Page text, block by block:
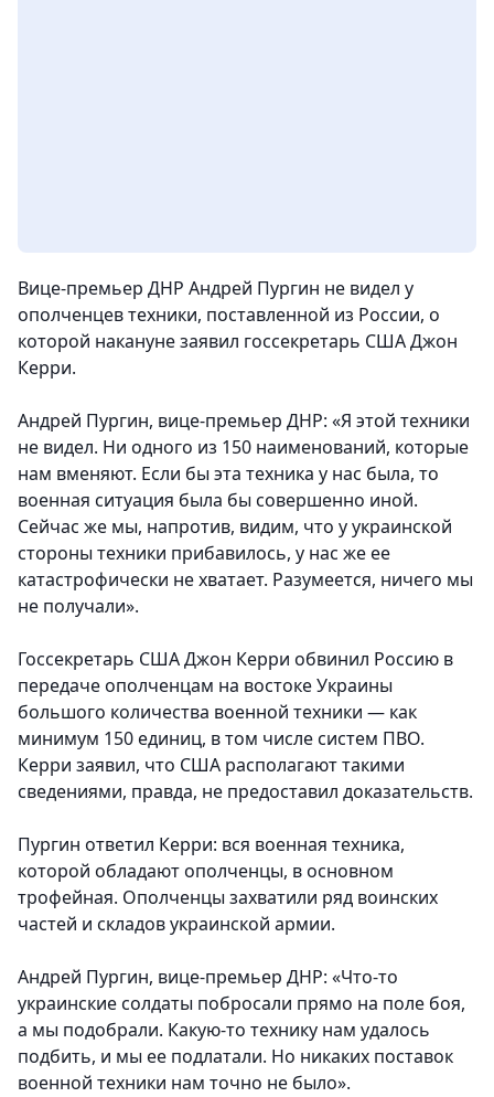
Вице-премьер ДНР Андрей Пургин не видел у
ополченцев техники, поставленной из России, о
которой накануне заявил госсекретарь США Джон
Керри.
Андрей Пургин, вице-премьер ДНР: «Я этой техники
не видел. Ни одного из 150 наименований, которые
нам вменяют. Если бы эта техника у нас была, то
военная ситуация была бы совершенно иной.
Сейчас же мы, напротив, видим, что у украинской
стороны техники прибавилось, у нас же ее
катастрофически не хватает. Разумеется, ничего мы
не получали».
Госсекретарь США Джон Керри обвинил Россию в
передаче ополченцам на востоке Украины
большого количества военной техники — как
минимум 150 единиц, в том числе систем ПВО.
Керри заявил, что США располагают такими
сведениями, правда, не предоставил доказательств.
Пургин ответил Керри: вся военная техника,
которой обладают ополченцы, в основном
трофейная. Ополченцы захватили ряд воинских
частей и складов украинской армии.
Андрей Пургин, вице-премьер ДНР: «Что-то
украинские солдаты побросали прямо на поле боя,
а мы подобрали. Какую-то технику нам удалось
подбить, и мы ее подлатали. Но никаких поставок
военной техники нам точно не было».